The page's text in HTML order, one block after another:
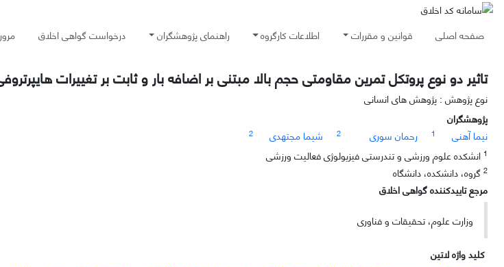
صفحه اصلی قوانین و مقررات اطلاعات کارگروه راهنمای پژوهشگران درخواست گواهی اخلاق
تاثیر دو نوع پروتکل تمرین مقاومتی حجم بالا مبتنی بر اضافه بار و ثابت بر تغییرات
نوع پژوهش : پژوهش های انسانی
پژوهشگران
نیما آهنی
1 رحمان سوری 2 شیما مجتهدی
2
1 انشکده علوم ورزشی و تندرستی فیزیولوژی فعالیت ورزشی
2 گروه، دانشکده، دانشگاه
مرجع تاییدکننده گواهی اخلاق
وزارت علوم، تحقیقات و فناوری
کلید واژه لاتین